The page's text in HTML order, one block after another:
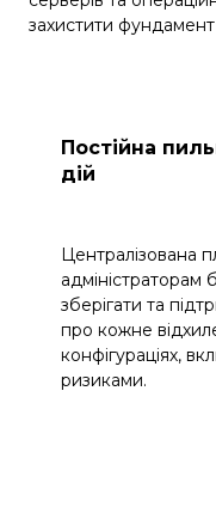
захистити фундамент
Постійна
дій
Централізована
адміністраторам
зберігати та
про кожне
конфігураціях,
ризиками.